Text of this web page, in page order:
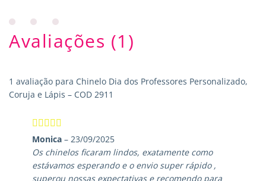
Avaliações (1)
1 avaliação para Chinelo Dia dos Professores Personalizado,
Coruja e Lápis – COD 2911
Avaliação5
Monica– 23/09/2025
Os chinelos ficaram lindos, exatamente como
estávamos esperando e o envio super rápido ,
superou nossas expectativas e recomendo para